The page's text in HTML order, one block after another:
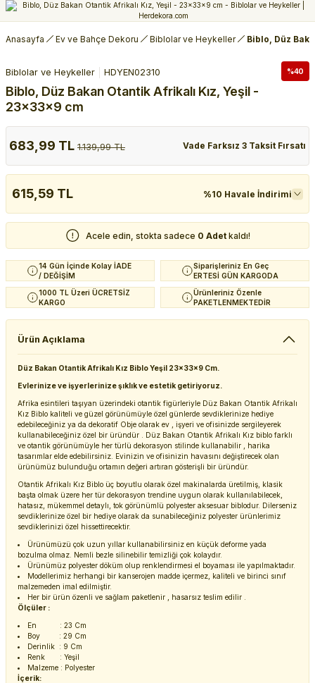
Anasayfa Ev ve Bahçe Dekoru Biblolar ve Heykeller Biblo, Düz
%40
Biblolar ve Heykeller HDYEN02310
Biblo, Düz Bakan Otantik Afrikalı Kız, Yeşil -
23x33x9 cm
683,99 TL 1.139,99 TL Vade Farksız 3 Taksit Fırsatı
615,59 TL %10 Havale İndirimi
Acele edin, stokta sadece 0 Adet kaldı!
14 Gün İçinde Kolay İADE
/ DEĞİŞİM
Siparişleriniz En Geç
ERTESİ GÜN KARGODA
1000 TL Üzeri ÜCRETSİZ
KARGO
Ürünleriniz Özenle
PAKETLENMEKTEDİR
Ürün Açıklama
Düz Bakan Otantik Afrikalı Kız Biblo Yeşil 23x33x9 Cm.
Evlerinize ve işyerlerinize şıklık ve estetik getiriyoruz.
Afrika esintileri taşıyan üzerindeki otantik figürleriyle Düz Bakan Otantik Afrikalı
Kız Biblo kaliteli ve güzel görünümüyle özel günlerde sevdiklerinize hediye
edebileceğiniz ya da dekoratif Obje olarak ev , işyeri ve ofisinizde sergileyerek
kullanabileceğiniz özel bir üründür . Düz Bakan Otantik Afrikalı Kız biblo farklı
ve otantik görünümüyle her türlü dekorasyon stilinde kullanabilir , harika
tasarımlar elde edebilirsiniz. Evinizin ve ofisinizin havasını değiştirecek olan
ürünümüz bulunduğu ortamın değeri artıran gösterişli bir üründür.
Otantik Afrikalı Kız Biblo üç boyutlu olarak özel makinalarda üretilmiş, klasik
başta olmak üzere her tür dekorasyon trendine uygun olarak kullanılabilecek,
hatasız, mükemmel detaylı, tok görünümlü polyester aksesuar biblodur. Dilerseniz
sevdiklerinize özel bir hediye olarak da sunabileceğiniz polyester ürünlerimiz
sevdiklerinizi özel hissettirecektir.
Ürünümüzü çok uzun yıllar kullanabilirsiniz en küçük deforme yada
bozulma olmaz. Nemli bezle silinebilir temizliği çok kolaydır.
Ürünümüz polyester döküm olup renklendirmesi el boyaması ile yapılmaktadır.
Modellerimiz herhangi bir kanserojen madde içermez, kaliteli ve birinci sınıf
malzemeden imal edilmiştir.
Her bir ürün özenli ve sağlam paketlenir , hasarsız teslim edilir .
Ölçüler :
En : 23 Cm
Boy : 29 Cm
Derinlik : 9 Cm
Renk : Yeşil
Malzeme : Polyester
İçerik: